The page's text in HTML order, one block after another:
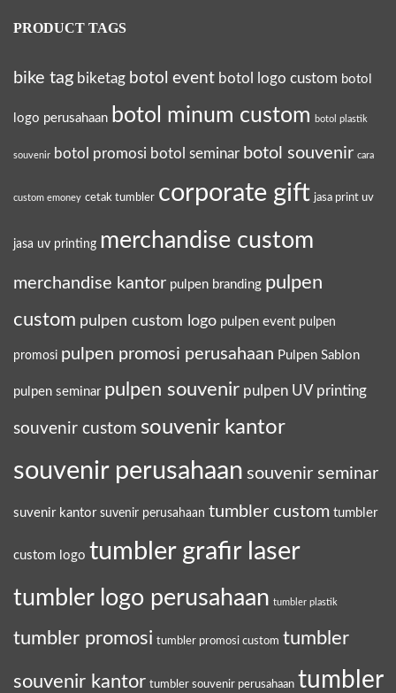
PRODUCT TAGS
bike tag biketag botol event botol logo custom botol
logo perusahaan botol minum custom botol plastik
souvenir botol promosi botol seminar botol souvenir cara
custom emoney cetak tumbler corporate gift jasa print uv
jasa uv printing merchandise custom
merchandise kantor pulpen branding pulpen
custom pulpen custom logo pulpen event pulpen
promosi pulpen promosi perusahaan Pulpen Sablon
pulpen seminar pulpen souvenir pulpen UV printing
souvenir custom souvenir kantor
souvenir perusahaan souvenir seminar
suvenir kantor suvenir perusahaan tumbler custom tumbler
custom logo tumbler grafir laser
tumbler logo perusahaan tumbler plastik
tumbler promosi tumbler promosi custom tumbler
souvenir kantor tumbler souvenir perusahaan tumbler